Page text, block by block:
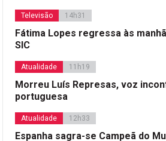
Televisão 14h31
Fátima Lopes regressa às
SIC
Atualidade 11h19
Morreu Luís Represas, voz
portuguesa
Atualidade 12h33
Espanha sagra-se Campeã do